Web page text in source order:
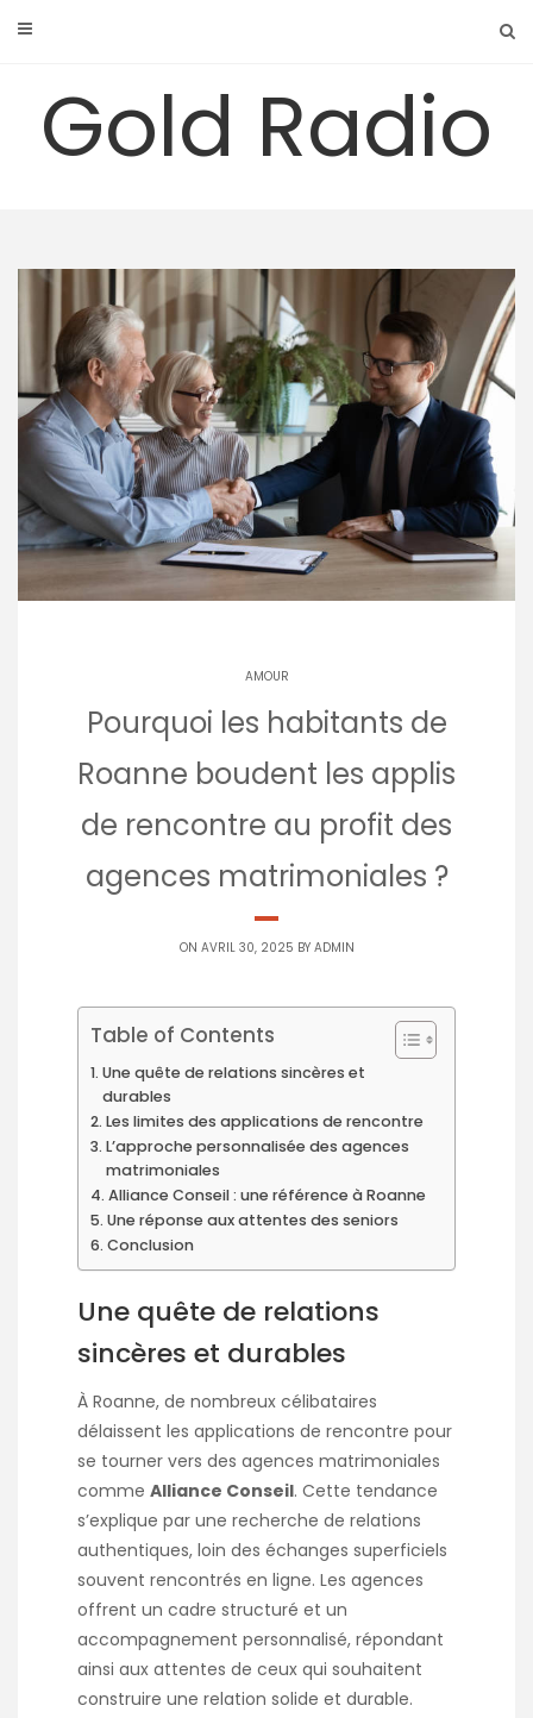
Gold Radio
AMOUR
Pourquoi les habitants de
Roanne boudent les applis
de rencontre au profit des
agences matrimoniales ?​
ON AVRIL 30, 2025 BY ADMIN
Table of Contents
Une quête de relations sincères et
durables
Les limites des applications de rencontre
L’approche personnalisée des agences
matrimoniales
Alliance Conseil : une référence à Roanne
Une réponse aux attentes des seniors
Conclusion
Une quête de relations
sincères et durables
À Roanne, de nombreux célibataires
délaissent les applications de rencontre pour
se tourner vers des agences matrimoniales
comme Alliance Conseil. Cette tendance
s’explique par une recherche de relations
authentiques, loin des échanges superficiels
souvent rencontrés en ligne. Les agences
offrent un cadre structuré et un
accompagnement personnalisé, répondant
ainsi aux attentes de ceux qui souhaitent
construire une relation solide et durable.